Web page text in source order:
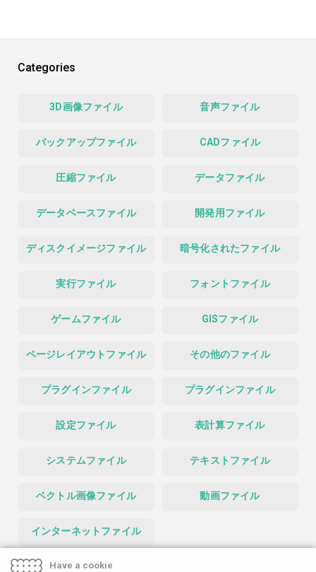
Categories
3D画像ファイル 音声ファイル
バックアップファイル CADファイル
圧縮ファイル データファイル
データベースファイル 開発用ファイル
ディスクイメージファイル 暗号化されたファイル
実行ファイル フォントファイル
ゲームファイル GISファイル
ページレイアウトファイル その他のファイル
プラグインファイル プラグインファイル
設定ファイル 表計算ファイル
システムファイル テキストファイル
ベクトル画像ファイル 動画ファイル
インターネットファイル
Have a cookie